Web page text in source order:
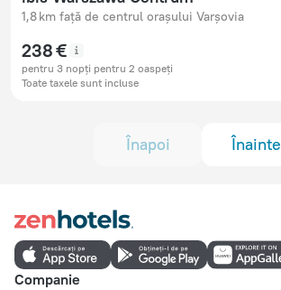
1,8 km față de centrul orașului Varșovia
238 €
pentru 3 nopți pentru 2 oaspeți
Toate taxele sunt incluse
Înapoi Înainte
Companie